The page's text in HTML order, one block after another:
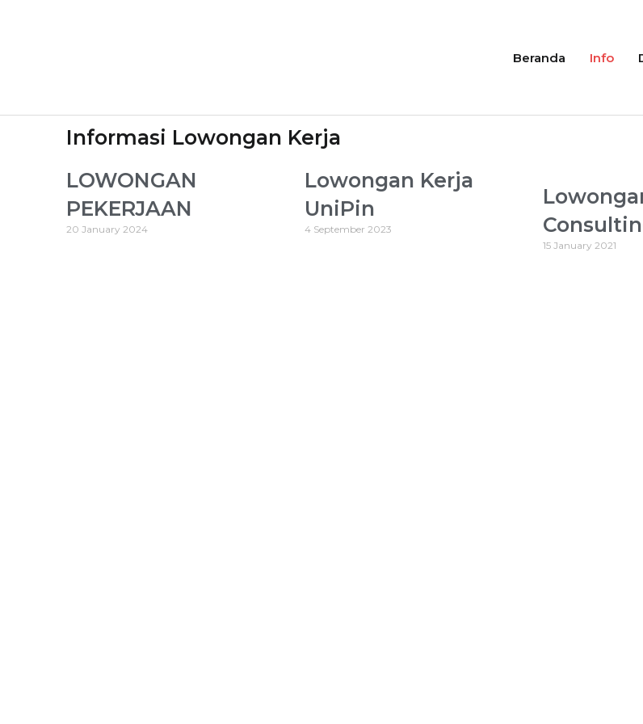
Beranda Info
Informasi Lowongan Kerja
LOWONGAN
PEKERJAAN
20 January 2024
Lowongan Kerja
UniPin
4 September 2023
15 January 2021